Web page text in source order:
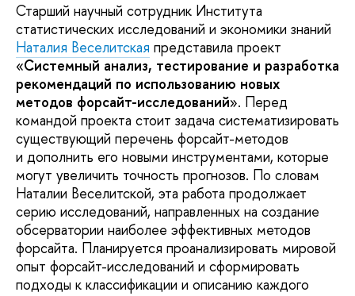
Старший научный сотрудник Института
статистических исследований и экономики знаний
Наталия Веселитская представила проект
«Системный анализ, тестирование и разработка
рекомендаций по использованию новых
методов форсайт-исследований». Перед
командой проекта стоит задача систематизировать
существующий перечень форсайт-методов
и дополнить его новыми инструментами, которые
могут увеличить точность прогнозов. По словам
Наталии Веселитской, эта работа продолжает
серию исследований, направленных на создание
обсерватории наиболее эффективных методов
форсайта. Планируется проанализировать мировой
опыт форсайт-исследований и сформировать
подходы к классификации и описанию каждого